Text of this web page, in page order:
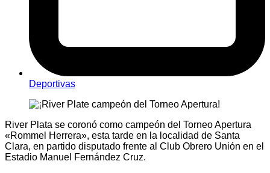
Deportivas
River Plata se coronó como campeón del Torneo Apertura
«Rommel Herrera», esta tarde en la localidad de Santa
Clara, en partido disputado frente al Club Obrero Unión en el
Estadio Manuel Fernández Cruz.